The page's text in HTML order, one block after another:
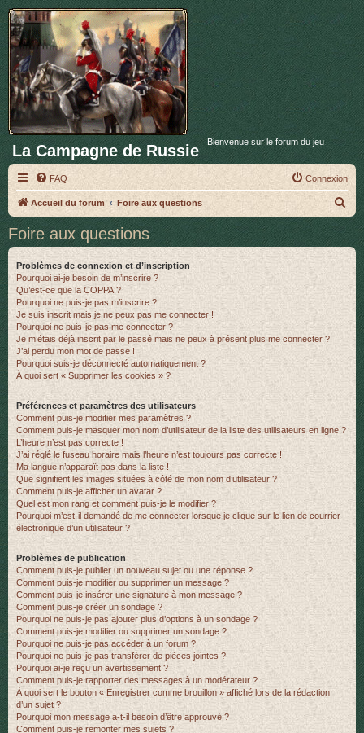
La Campagne de Russie Bienvenue sur le forum du jeu
FAQ Connexion
Accueil du forum Foire aux questions
e
c
h
r
c
h
e
Foire aux questions
Problèmes de connexion et d’inscription
Pourquoi ai-je besoin de m’inscrire ?
Qu’est-ce que la COPPA ?
Pourquoi ne puis-je pas m’inscrire ?
Je suis inscrit mais je ne peux pas me connecter !
Pourquoi ne puis-je pas me connecter ?
Je m’étais déjà inscrit par le passé mais ne peux à présent plus me connecter ?!
J’ai perdu mon mot de passe !
Pourquoi suis-je déconnecté automatiquement ?
À quoi sert « Supprimer les cookies » ?
Préférences et paramètres des utilisateurs
Comment puis-je modifier mes paramètres ?
Comment puis-je masquer mon nom d’utilisateur de la liste des utilisateurs en ligne ?
L’heure n’est pas correcte !
J’ai réglé le fuseau horaire mais l’heure n’est toujours pas correcte !
Ma langue n’apparaît pas dans la liste !
Que signifient les images situées à côté de mon nom d’utilisateur ?
Comment puis-je afficher un avatar ?
Quel est mon rang et comment puis-je le modifier ?
Pourquoi m’est-il demandé de me connecter lorsque je clique sur le lien de courrier
électronique d’un utilisateur ?
Problèmes de publication
Comment puis-je publier un nouveau sujet ou une réponse ?
Comment puis-je modifier ou supprimer un message ?
Comment puis-je insérer une signature à mon message ?
Comment puis-je créer un sondage ?
Pourquoi ne puis-je pas ajouter plus d’options à un sondage ?
Comment puis-je modifier ou supprimer un sondage ?
Pourquoi ne puis-je pas accéder à un forum ?
Pourquoi ne puis-je pas transférer de pièces jointes ?
Pourquoi ai-je reçu un avertissement ?
Comment puis-je rapporter des messages à un modérateur ?
À quoi sert le bouton « Enregistrer comme brouillon » affiché lors de la rédaction
d’un sujet ?
Pourquoi mon message a-t-il besoin d’être approuvé ?
Comment puis-je remonter mes sujets ?